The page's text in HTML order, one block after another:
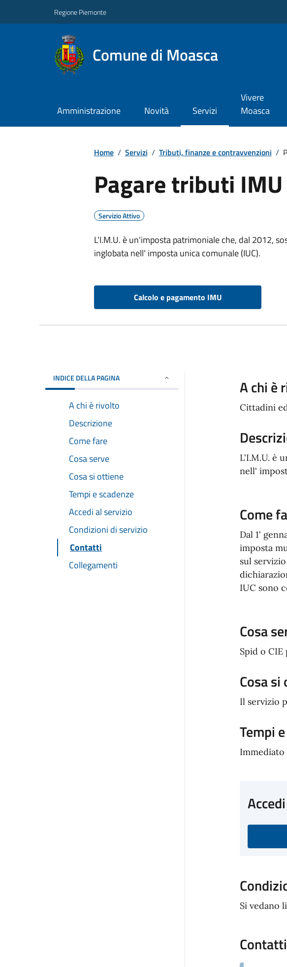
Regione Piemonte
Comune di Moasca
Amministrazione Novità Servizi
Vivere
Moasca
Home / Servizi / Tributi, finanze e contravvenzioni /
Pagare tributi IMU
Servizio Attivo
L'I.M.U. è un'imposta patrimoniale che, dal 2012,
inglobata nell' imposta unica comunale (IUC).
Calcolo e pagamento IMU
INDICE DELLA PAGINA
A chi è rivolto
Descrizione
Come fare
Cosa serve
Cosa si ottiene
Tempi e scadenze
Accedi al servizio
Condizioni di servizio
Contatti
Collegamenti
A chi è
Cittadini
L'I.M.U. è
nell'
Come
Dal 1'
imposta
sul
IUC sono
Cosa
Spid o
Cosa
Il servizio
Tempi
Immediato
Si vedano
Contatti